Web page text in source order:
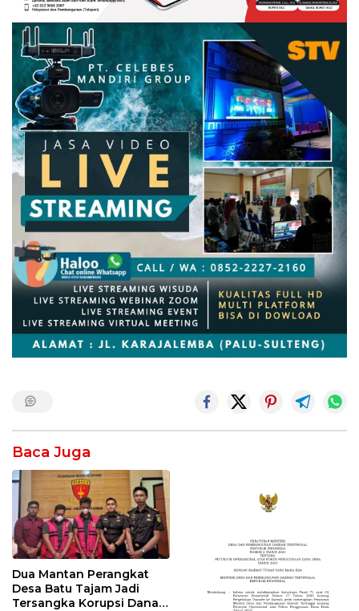
Baca Juga
Dua Mantan Perangkat
Desa Batu Tajam Jadi
Tersangka Korupsi Dana